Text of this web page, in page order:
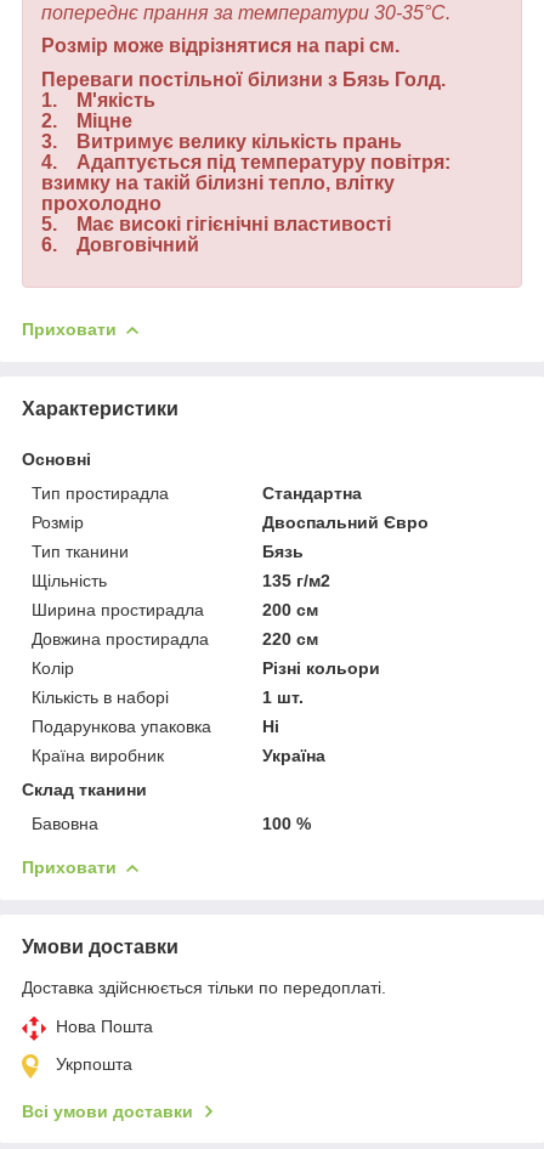
попереднє прання за температури 30-35°С.
Розмір може відрізнятися на парі см.
Переваги постільної білизни з Бязь Голд.
1. М'якість
2. Міцне
3. Витримує велику кількість прань
4. Адаптується під температуру повітря:
взимку на такій білизні тепло, влітку
прохолодно
5. Має високі гігієнічні властивості
6. Довговічний
Приховати
Характеристики
Основні
Тип простирадла
Стандартна
Розмір
Двоспальний Євро
Тип тканини
Бязь
Щільність
135 г/м2
Ширина простирадла
200 см
Довжина простирадла
220 см
Колір
Різні кольори
Кількість в наборі
1 шт.
Подарункова упаковка
Ні
Країна виробник
Україна
Склад тканини
Бавовна
100 %
Приховати
Умови доставки
Доставка здійснюється тільки по передоплаті.
Нова Пошта
Укрпошта
Всі умови доставки